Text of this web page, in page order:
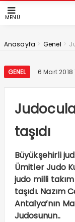
MENÜ
Anasayfa > Genel >
GENEL 6 Mart 2018
taşıdı
Büyükşehirli
Ümitler Judo
judo milli
taşıdı.
Antalya’nın
Judosunun..